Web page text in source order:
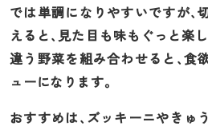
では単調になりやすいですが、
えると、見た目も味もぐっと楽
違う野菜を組み合わせると、食
ューになります。
おすすめは、ズッキーニやきゅ